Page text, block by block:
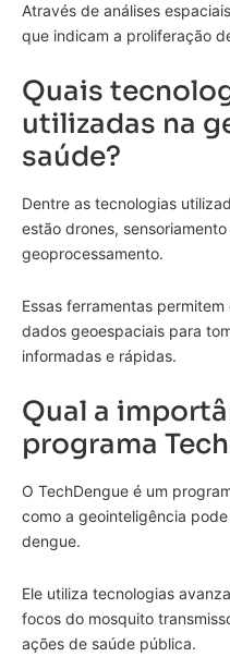
Através de análises
que indicam a proliferação
Quais
utilizadas na
saúde?
Dentre as tecnologias
estão drones,
geoprocessamento.
Essas ferramentas
dados geoespaciais para
informadas e rápidas.
Qual a
programa
O TechDengue é um
como a geointeligência
dengue.
Ele utiliza tecnologias
focos do mosquito
ações de saúde pública.